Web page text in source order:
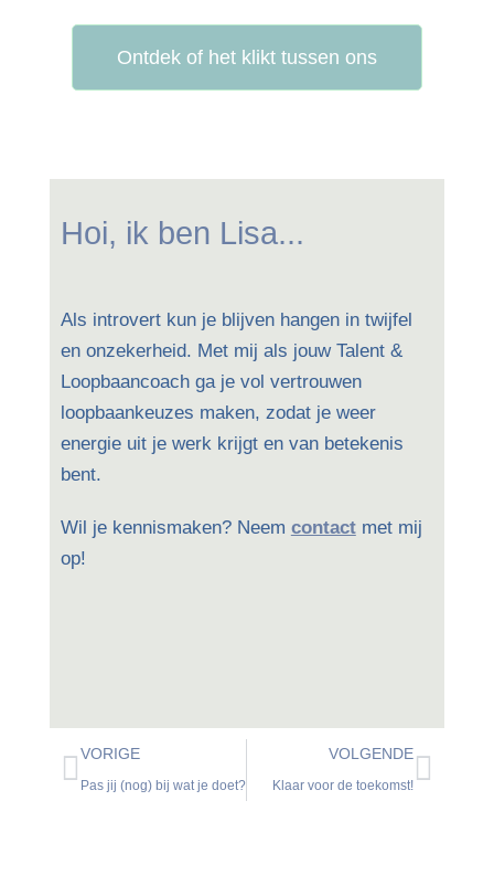
Ontdek of het klikt tussen ons
Hoi, ik ben Lisa...
Als introvert kun je blijven hangen in twijfel
en onzekerheid. Met mij als jouw Talent &
Loopbaancoach ga je vol vertrouwen
loopbaankeuzes maken, zodat je weer
energie uit je werk krijgt en van betekenis
bent.
Wil je kennismaken? Neem contact met mij
op!
VORIGE
Pas jij (nog) bij wat je doet?
VOLGENDE
Klaar voor de toekomst!